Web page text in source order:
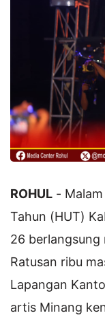
ROHUL -
Tahun (HUT)
26 berlangsung
Ratusan ribu
Lapangan
artis Minang